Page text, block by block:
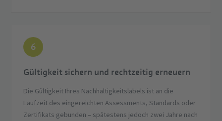
6
Gültigkeit sichern und rechtzeitig erneuern
Die Gültigkeit Ihres Nachhaltigkeitslabels ist an die
Laufzeit des eingereichten Assessments, Standards oder
Zertifikats gebunden – spätestens jedoch zwei Jahre nach